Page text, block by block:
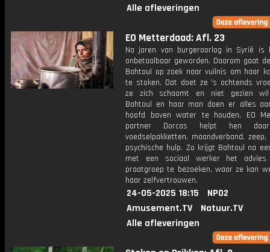
Alle afleveringen
EO Metterdaad: Afl. 23
Na jaren van burgeroorlog in Syrië is
onbetaalbaar geworden. Daarom gaat
Bahtoul op zoek naar vuilnis om haar
te stoken. Dat doet ze 's ochtends
ze zich schaamt en niet gezien wil
Bahtoul en haar man doen er alles
hoofd boven water te houden. EO
partner Dorcas helpt hen
voedselpakketten, maandverband,
psychische hulp. Zo krijgt Bahtoul na
met een sociaal werker het
praatgroep te bezoeken, waar ze kan
haar zelfvertrouwen.
24-05-2025 18:15
NPO2
Amusement.TV
Natuur.TV
Alle afleveringen